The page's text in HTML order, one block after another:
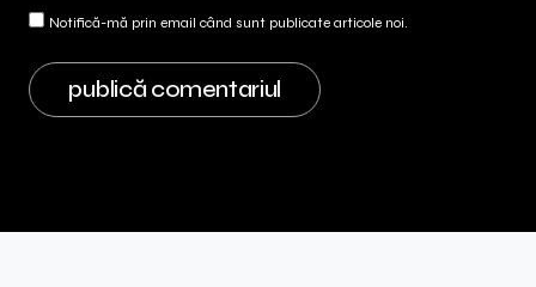
Notifică-mă prin email când sunt publicate articole noi.